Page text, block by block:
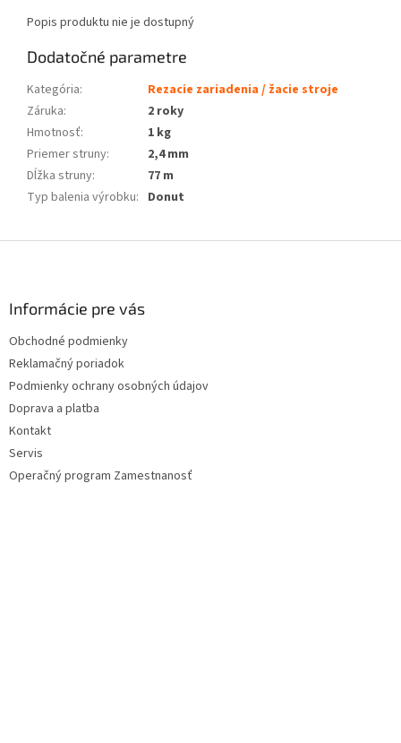
Popis produktu nie je dostupný
Dodatočné parametre
Kategória:
Rezacie zariadenia / žacie stroje
Záruka:
2 roky
Hmotnosť:
1 kg
Priemer struny:
2,4 mm
Dĺžka struny:
77 m
Typ balenia výrobku: Donut
Informácie pre vás
Obchodné podmienky
Reklamačný poriadok
Podmienky ochrany osobných údajov
Doprava a platba
Kontakt
Servis
Operačný program Zamestnanosť